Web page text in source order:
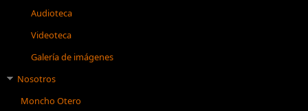
Audioteca
Videoteca
Galería de imágenes
Nosotros
Moncho Otero